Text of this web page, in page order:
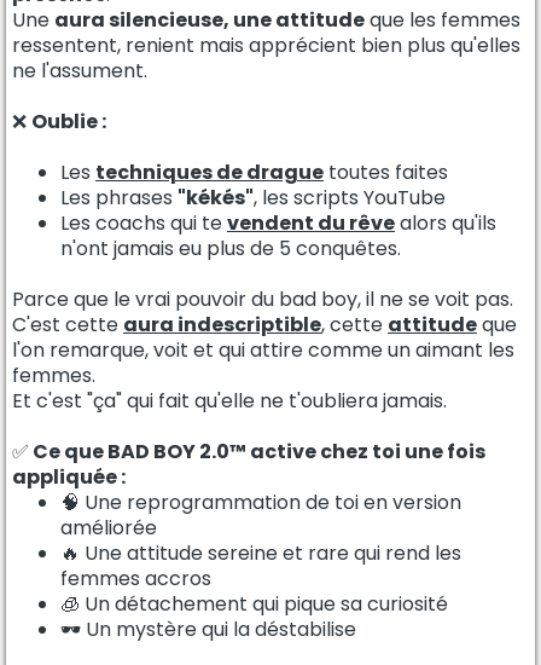
Une aura silencieuse, une attitudeque les femmes
ressentent, renient mais apprécient bien plus qu'elles
ne l'assument.
❌ Oublie :
Les techniques de drague toutes faites
Les phrases "kékés", les scripts YouTube
Les coachs qui tevendent du rêvealors qu'ils
n'ont jamais eu plus de 5 conquêtes.
Parce que le vrai pouvoir du bad boy, il ne se voit pas.
C'est cette aura indescriptible, cette attitudeque
l'on remarque, voit et qui attire comme un aimant les
femmes.
Et c'est "ça" qui fait qu'elle ne t'oubliera jamais.
✅ Ce que BAD BOY 2.0™ active chez toi une fois
appliquée :
🧠 Une reprogrammation de toi en version
améliorée
🔥 Une attitude sereine et rare qui rend les
femmes accros
🧊 Un détachement qui pique sa curiosité
🕶️ Un mystère qui la déstabilise